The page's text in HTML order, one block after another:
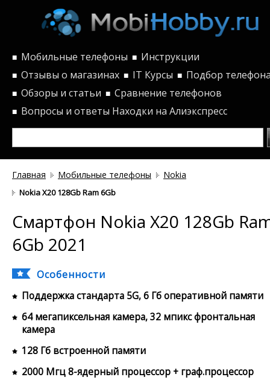
■ Мобильные телефоны ■ Инструкции
■ Отзывы о магазинах ■ IT Курсы ■ Подбор
■ Обзоры и статьи ■ Сравнение телефонов
■ Вопросы и ответы Находки на Алиэкспресс
Главная Мобильные телефоны Nokia
Nokia X20 128Gb Ram 6Gb
Смартфон Nokia X20 128Gb
6Gb 2021
Особенности
Поддержка стандарта 5G, 6 Гб оперативной памяти
64 мегапиксельная камера, 32 мпикс фронтальная
камера
128 Гб встроенной памяти
2000 Мгц 8-ядерный процессор + граф.процессор